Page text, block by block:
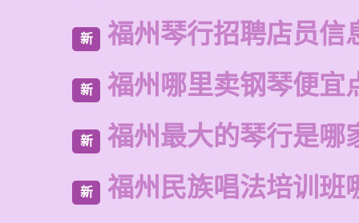
新 福州琴行招聘店员信
新 福州哪里卖钢琴便宜
新 福州最大的琴行是哪
新 福州民族唱法培训班